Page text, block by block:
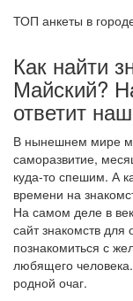
ТОП анкеты в
Как найти
Майский?
ответит
В нынешнем мире
саморазвитие,
куда-то спешим. А
времени на
На самом деле в
сайт знакомств
познакомиться с
любящего
родной очаг.